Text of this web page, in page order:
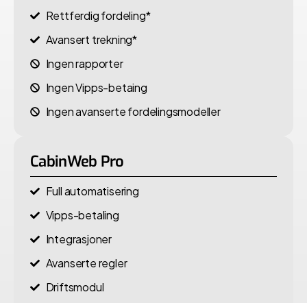
Rettferdig fordeling*
Avansert trekning*
Ingen rapporter
Ingen Vipps-betaing
Ingen avanserte fordelingsmodeller
CabinWeb Pro
Full automatisering
Vipps-betaling
Integrasjoner
Avanserte regler
Driftsmodul